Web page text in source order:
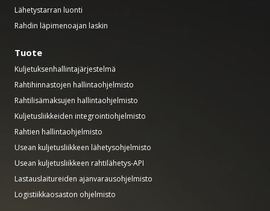
Lähetystarran luonti
Rahdin läpimenoajan laskin
Tuote
Kuljetuksenhallintajärjestelmä
Rahtihinnastojen hallintaohjelmisto
Rahtilisämaksujen hallintaohjelmisto
Kuljetusliikkeiden integrointiohjelmisto
Rahtien hallintaohjelmisto
Usean kuljetusliikkeen lähetysohjelmisto
Usean kuljetusliikkeen rahtilähetys-API
Lastauslaitureiden ajanvarausohjelmisto
Logistiikkaosaston ohjelmisto